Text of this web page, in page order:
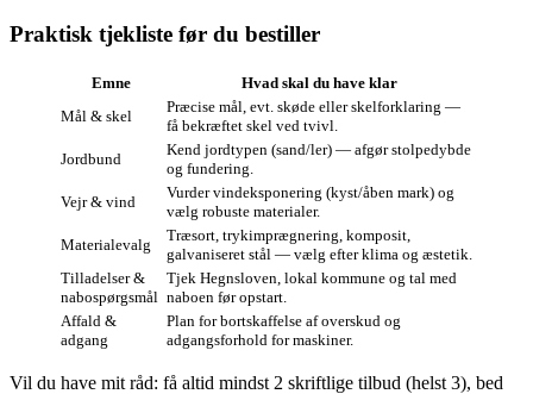
Praktisk tjekliste før du bestiller
Emne
Hvad skal du have klar
Mål & skel
Præcise mål, evt. skøde eller skelforklaring —
få bekræftet skel ved tvivl.
Jordbund
Kend jordtypen (sand/ler) — afgør stolpedybde
og fundering.
Vejr & vind
Vurder vindeksponering (kyst/åben mark) og
vælg robuste materialer.
Materialevalg
Træsort, trykimprægnering, komposit,
galvaniseret stål — vælg efter klima og æstetik.
Tilladelser &
nabospørgsmål
Tjek Hegnsloven, lokal kommune og tal med
naboen før opstart.
Affald &
adgang
Plan for bortskaffelse af overskud og
adgangsforhold for maskiner.
Vil du have mit råd: få altid mindst 2 skriftlige tilbud (helst 3), bed